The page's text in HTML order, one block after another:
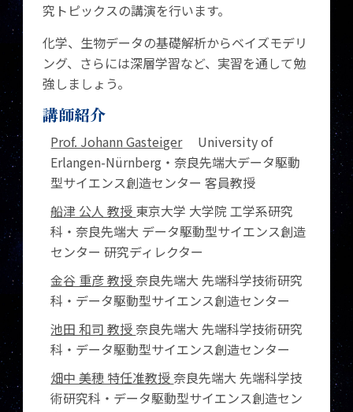
究トピックスの講演を行います。
化学、生物データの基礎解析からベイズモデリ
ング、さらには深層学習など、実習を通して勉
強しましょう。
講師紹介
Prof. Johann GasteigerUniversity of
Erlangen-Nürnberg・奈良先端大データ駆動
型サイエンス創造センター 客員教授
船津 公人 教授 東京大学 大学院 工学系研究
科・奈良先端大 データ駆動型サイエンス創造
センター 研究ディレクター
金谷 重彦 教授奈良先端大 先端科学技術研究
科・データ駆動型サイエンス創造センター
池田 和司 教授奈良先端大 先端科学技術研究
科・データ駆動型サイエンス創造センター
畑中 美穂 特任准教授奈良先端大 先端科学技
術研究科・データ駆動型サイエンス創造セン